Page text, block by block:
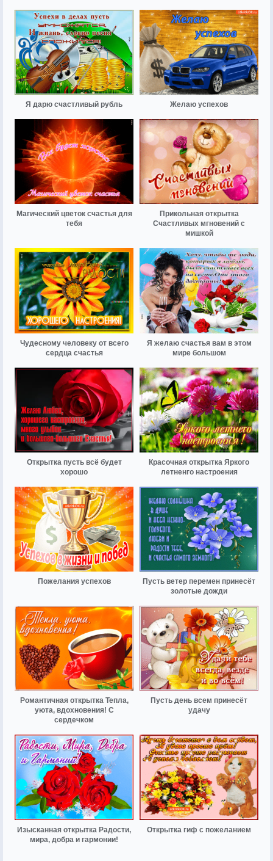
Я дарю счастливый рубль Желаю успехов
Магический цветок счастья для
тебя
Прикольная открытка
Счастливых мгновений с
мишкой
Чудесному человеку от всего
сердца счастья
Я желаю счастья вам в этом
мире большом
Открытка пусть всё будет
хорошо
Красочная открытка Яркого
летненго настроения
Пожелания успехов
Пусть ветер перемен принесёт
золотые дожди
Романтичная открытка Тепла,
уюта, вдохновения! С
сердечком
Пусть день всем принесёт
удачу
Изысканная открытка Радости,
мира, добра и гармонии!
Открытка гиф с пожеланием